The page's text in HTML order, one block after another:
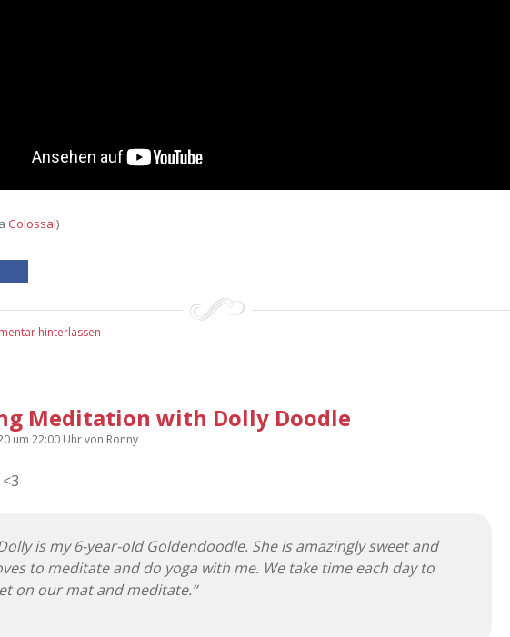
Colossal)
hinterlassen
Meditation with Dolly Doodle
um 22:00 Uhrvon Ronny
is my 6-year-old Goldendoodle. She is amazingly sweet and
to meditate and do yoga with me. We take time each day to
on our mat and meditate.“